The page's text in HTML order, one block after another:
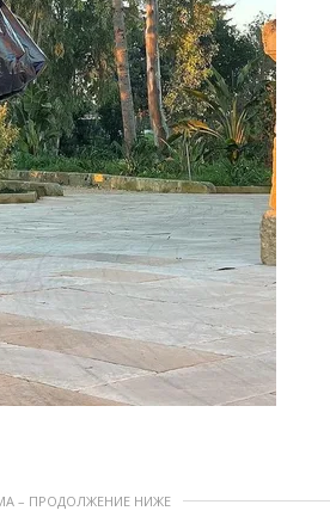
– ПРОДОЛЖЕНИЕ НИЖЕ